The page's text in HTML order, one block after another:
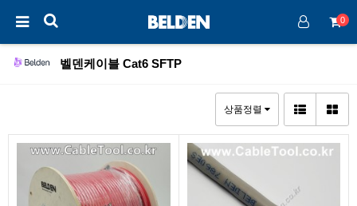
0
벨덴케이블 Cat6 SFTP
상품정렬